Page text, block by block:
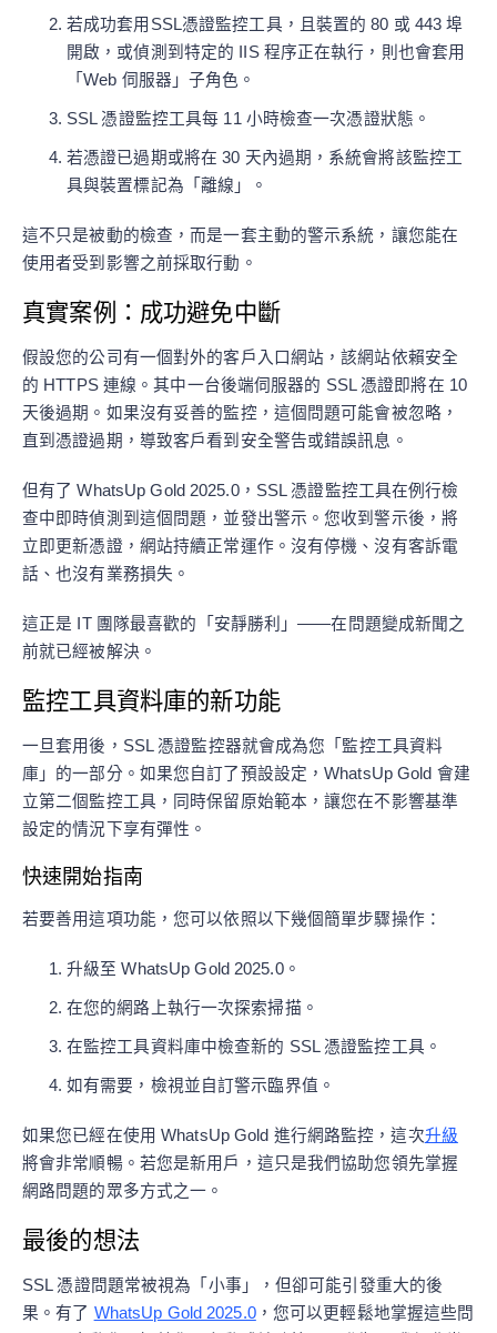
若成功套用SSL憑證監控工具，且裝置的 80 或 443 埠
開啟，或偵測到特定的 IIS 程序正在執行，則也會套用
「Web 伺服器」子角色。
SSL 憑證監控工具每 11 小時檢查一次憑證狀態。
若憑證已過期或將在 30 天內過期，系統會將該監控工
具與裝置標記為「離線」。
這不只是被動的檢查，而是一套主動的警示系統，讓您能在
使用者受到影響之前採取行動。
真實案例：成功避免中斷
假設您的公司有一個對外的客戶入口網站，該網站依賴安全
的 HTTPS 連線。其中一台後端伺服器的 SSL 憑證即將在 10
天後過期。如果沒有妥善的監控，這個問題可能會被忽略，
直到憑證過期，導致客戶看到安全警告或錯誤訊息。
但有了 WhatsUp Gold 2025.0，SSL 憑證監控工具在例行檢
查中即時偵測到這個問題，並發出警示。您收到警示後，將
立即更新憑證，網站持續正常運作。沒有停機、沒有客訴電
話、也沒有業務損失。
這正是 IT 團隊最喜歡的「安靜勝利」——在問題變成新聞之
前就已經被解決。
監控工具資料庫的新功能
一旦套用後，SSL 憑證監控器就會成為您「監控工具資料
庫」的一部分。如果您自訂了預設設定，WhatsUp Gold 會建
立第二個監控工具，同時保留原始範本，讓您在不影響基準
設定的情況下享有彈性。
快速開始指南
若要善用這項功能，您可以依照以下幾個簡單步驟操作：
升級至 WhatsUp Gold 2025.0。
在您的網路上執行一次探索掃描。
在監控工具資料庫中檢查新的 SSL 憑證監控工具。
如有需要，檢視並自訂警示臨界值。
如果您已經在使用 WhatsUp Gold 進行網路監控，這次升級
將會非常順暢。若您是新用戶，這只是我們協助您領先掌握
網路問題的眾多方式之一。
最後的想法
SSL 憑證問題常被視為「小事」，但卻可能引發重大的後
果。有了 WhatsUp Gold 2025.0，您可以更輕鬆地掌握這些問